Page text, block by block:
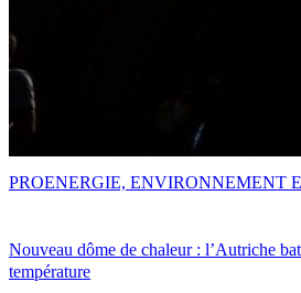
Nouveau dôme de chaleur : l’Autriche
température
PROENERGIE, ENVIRONNEMENT